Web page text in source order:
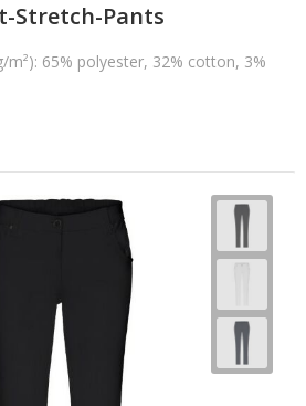
Stretch-Pants
m²): 65% polyester, 32% cotton, 3%